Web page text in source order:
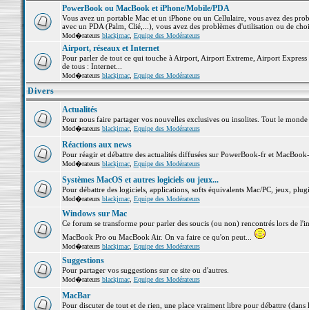
PowerBook ou MacBook et iPhone/Mobile/PDA
Vous avez un portable Mac et un iPhone ou un Cellulaire, vous avez des
avec un PDA (Palm, Clié,...), vous avez des problèmes d'utilisation ou de
Mod�rateurs blackjmac, Equipe des Modérateurs
Airport, réseaux et Internet
Pour parler de tout ce qui touche à Airport, Airport Extreme, Airport
de tous : Internet...
Mod�rateurs blackjmac, Equipe des Modérateurs
Divers
Actualités
Pour nous faire partager vos nouvelles exclusives ou insolites. Tout le
Mod�rateurs blackjmac, Equipe des Modérateurs
Réactions aux news
Pour réagir et débattre des actualités diffusées sur PowerBook-fr et
Mod�rateurs blackjmac, Equipe des Modérateurs
Systèmes MacOS et autres logiciels ou jeux...
Pour débattre des logiciels, applications, softs équivalents Mac/PC, jeux,
Mod�rateurs blackjmac, Equipe des Modérateurs
Windows sur Mac
Ce forum se transforme pour parler des soucis (ou non) rencontrés lors de
MacBook Pro ou MacBook Air. On va faire ce qu'on peut...
Mod�rateurs blackjmac, Equipe des Modérateurs
Suggestions
Pour partager vos suggestions sur ce site ou d'autres.
Mod�rateurs blackjmac, Equipe des Modérateurs
MacBar
Pour discuter de tout et de rien, une place vraiment libre pour débattre (dans